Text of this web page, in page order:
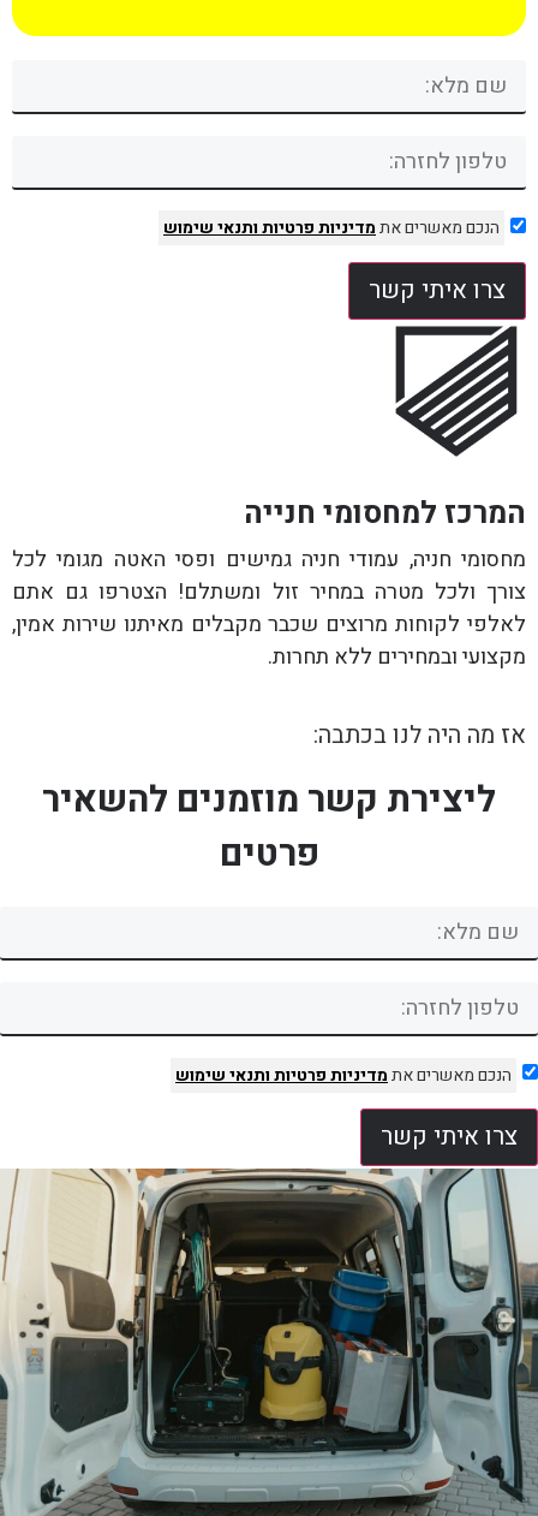
הנכם מאשרים אתמדיניות פרטיותותנאי שימוש
צרו איתי קשר
המרכז למחסומי חנייה
מחסומי חניה, עמודי חניה גמישים ופסי האטה מגומי לכל
צורך ולכל מטרה במחיר זול ומשתלם! הצטרפו גם אתם
לאלפי לקוחות מרוצים שכבר מקבלים מאיתנו שירות אמין,
מקצועי ובמחירים ללא תחרות.
אז מה היה לנו בכתבה:
ליצירת קשר מוזמנים להשאיר
פרטים
הנכם מאשרים אתמדיניות פרטיותותנאי שימוש
צרו איתי קשר